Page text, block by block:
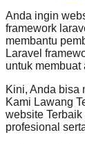
Anda ingin
framework
membantu
Laravel
untuk membuat
Kini, Anda bisa
Kami Lawang
website
profesional